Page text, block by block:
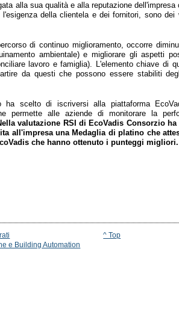
alla sua qualità e alla reputazione
l'esigenza della clientela e dei fornitori, sono
di continuo miglioramento, occorre
ambientale) e migliorare gli aspetti
lavoro e famiglia). L'elemento chiave di
da questi che possono essere stabiliti
ha scelto di iscriversi alla piattaforma
permette alle aziende di monitorare la
valutazione RSI di EcoVadis Consorzio
all'impresa una Medaglia di platino che
che hanno ottenuto i punteggi migliori.
^ Top
e Building Automation